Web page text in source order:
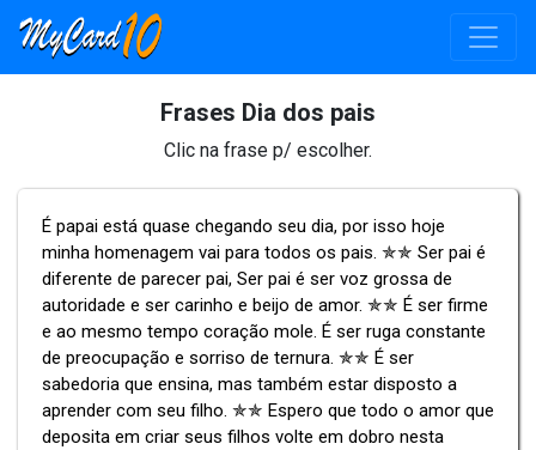
Frases Dia dos pais
Clic na frase p/ escolher.
É papai está quase chegando seu dia, por isso hoje
minha homenagem vai para todos os pais. ✯✯ Ser pai é
diferente de parecer pai, Ser pai é ser voz grossa de
autoridade e ser carinho e beijo de amor. ✯✯ É ser firme
e ao mesmo tempo coração mole. É ser ruga constante
de preocupação e sorriso de ternura. ✯✯ É ser
sabedoria que ensina, mas também estar disposto a
aprender com seu filho. ✯✯ Espero que todo o amor que
deposita em criar seus filhos volte em dobro nesta